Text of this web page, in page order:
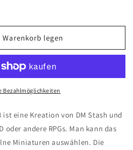
Warenkorb legen
Bezahlmöglichkeiten
ist eine Kreation von DM Stash und
oder andere RPGs. Man kann das
Miniaturen auswählen. Die